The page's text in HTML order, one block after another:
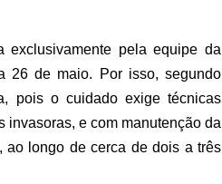
pela equipe da
26 de maio. Por isso, segundo
pois o cuidado exige técnicas
invasoras, e com manutenção da
ao longo de cerca de dois a três